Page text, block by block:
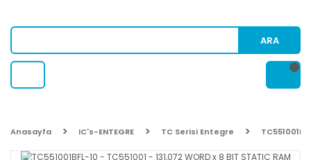
ARA
Anasayfa IC's-ENTEGRE TC Serisi Entegre